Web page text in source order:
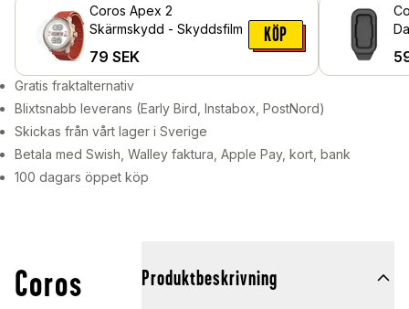
Coros Apex 2
Skärmskydd - Skyddsfilm
79 SEK
KÖP
Gratis fraktalternativ
Blixtsnabb leverans (Early Bird, Instabox, PostNord)
Skickas från vårt lager i Sverige
Betala med Swish, Walley faktura, Apple Pay, kort, bank
100 dagars öppet köp
Coros
Produktbeskrivning